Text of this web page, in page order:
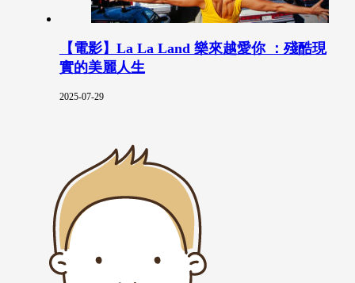
【電影】La La Land 樂來越愛你 ：殘酷現
實的美麗人生
2025-07-29